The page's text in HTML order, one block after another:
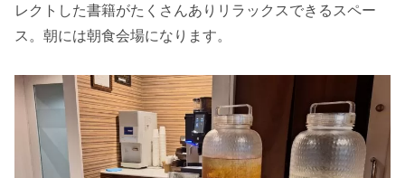
レクトした書籍がたくさんありリラックスできるスペー
ス。朝には朝食会場になります。